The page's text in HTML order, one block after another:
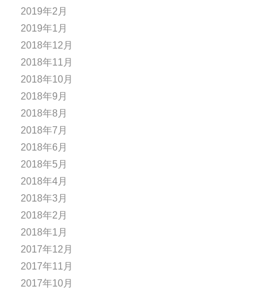
2019年2月
2019年1月
2018年12月
2018年11月
2018年10月
2018年9月
2018年8月
2018年7月
2018年6月
2018年5月
2018年4月
2018年3月
2018年2月
2018年1月
2017年12月
2017年11月
2017年10月